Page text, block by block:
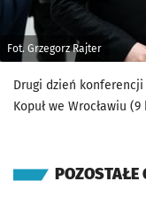
Fot. Grzegorz Rajter
Drugi dzień
Kopuł we Wrocławiu
POZOSTAŁE